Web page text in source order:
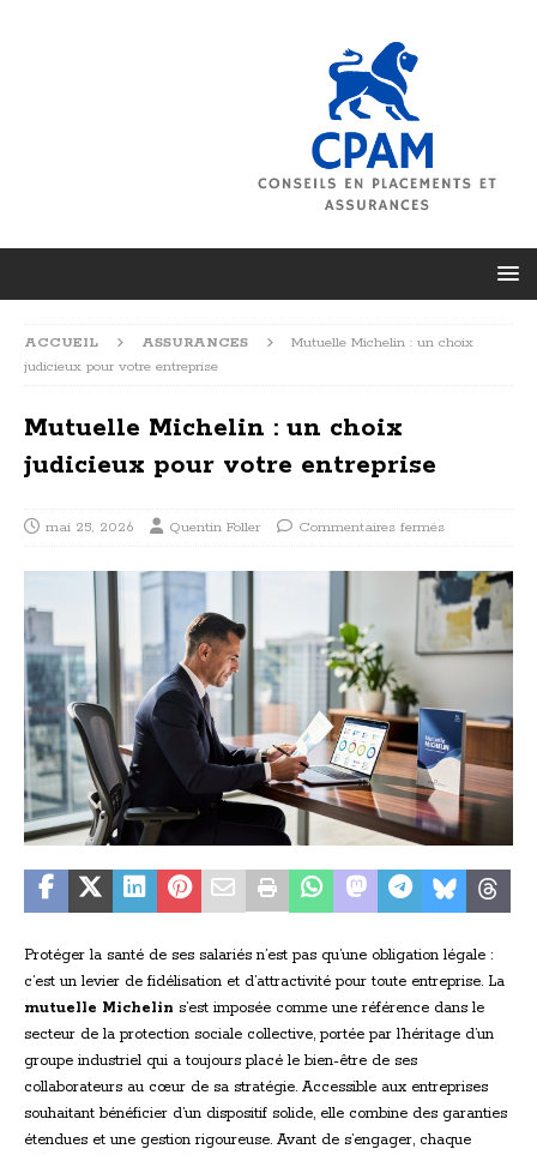
ACCUEIL ASSURANCES
Mutuelle Michelin : un choix
judicieux pour votre entreprise
Mutuelle Michelin : un choix
judicieux pour votre entreprise
mai 25, 2026 Quentin Foller Commentaires fermés
Protéger la santé de ses salariés n’est pas qu’une obligation légale :
c’est un levier de fidélisation et d’attractivité pour toute entreprise. La
mutuelle Michelin s’est imposée comme une référence dans le
secteur de la protection sociale collective, portée par l’héritage d’un
groupe industriel qui a toujours placé le bien-être de ses
collaborateurs au cœur de sa stratégie. Accessible aux entreprises
souhaitant bénéficier d’un dispositif solide, elle combine des garanties
étendues et une gestion rigoureuse. Avant de s’engager, chaque